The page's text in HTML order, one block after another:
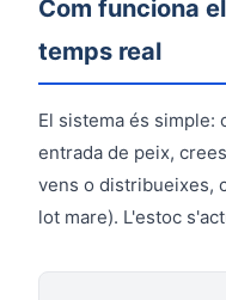
Com funciona
temps real
El sistema és simple:
entrada de peix,
vens o distribueixes,
lot mare). L'estoc